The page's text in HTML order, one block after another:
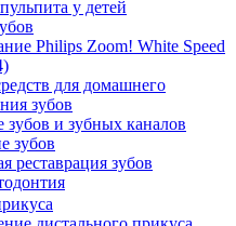
у детей
Philips Zoom! White Speed
для домашнего
зубов
зубов и зубных каналов
зубов
реставрация зубов